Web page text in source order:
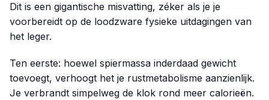
Dit is een gigantische misvatting, zéker als je je
voorbereidt op de loodzware fysieke uitdagingen van
het leger.
Ten eerste: hoewel spiermassa inderdaad gewicht
toevoegt, verhoogt het je rustmetabolisme aanzienlijk.
Je verbrandt simpelweg de klok rond meer calorieën.